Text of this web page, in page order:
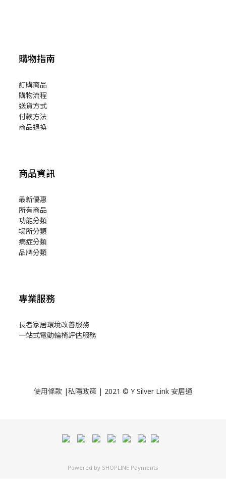
購物指南
訂購商品
購物流程
送貨方式
付款方法
商品退換
商品資訊
最新優惠
所有商品
功能分類
場所分類
病症分類
品牌分類
專業服務
長者家居環境改善服務
一站式電動輪椅評估服務
使用條款 |私隱政策 | 2021 © Y Silver Link 安居通
Powered by SHOPLINE Payments